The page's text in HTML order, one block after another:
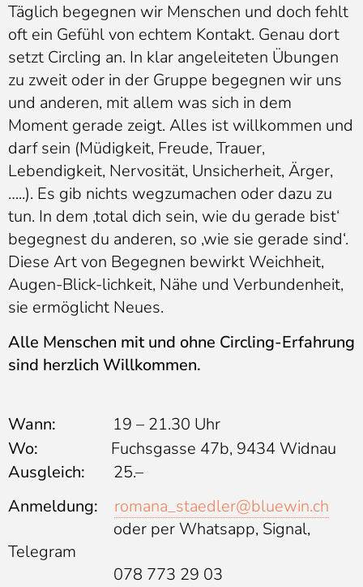
Täglich begegnen wir Menschen und doch fehlt
oft ein Gefühl von echtem Kontakt. Genau dort
setzt Circling an. In klar angeleiteten Übungen
zu zweit oder in der Gruppe begegnen wir uns
und anderen, mit allem was sich in dem
Moment gerade zeigt. Alles ist willkommen und
darf sein (Müdigkeit, Freude, Trauer,
Lebendigkeit, Nervosität, Unsicherheit, Ärger,
…..). Es gib nichts wegzumachen oder dazu zu
tun. In dem ‚total dich sein, wie du gerade bist‘
begegnest du anderen, so ‚wie sie gerade sind‘.
Diese Art von Begegnen bewirkt Weichheit,
Augen-Blick-lichkeit, Nähe und Verbundenheit,
sie ermöglicht Neues.
Alle Menschen mit und ohne Circling-Erfahrung
sind herzlich Willkommen.
Wann:
19 – 21.30 Uhr
Wo: Fuchsgasse 47b, 9434 Widnau
Ausgleich: 25.–
Anmeldung: romana_staedler@bluewin.ch
oder per Whatsapp, Signal,
Telegram
078 773 29 03